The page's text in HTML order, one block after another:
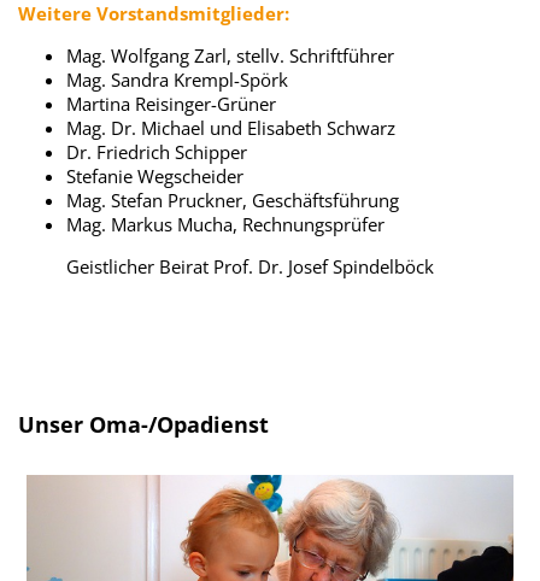
Weitere Vorstandsmitglieder:
Mag. Wolfgang Zarl, stellv. Schriftführer
Mag. Sandra Krempl-Spörk
Martina Reisinger-Grüner
Mag. Dr. Michael und Elisabeth Schwarz
Dr. Friedrich Schipper
Stefanie Wegscheider
Mag. Stefan Pruckner, Geschäftsführung
Mag. Markus Mucha, Rechnungsprüfer
Geistlicher Beirat Prof. Dr. Josef Spindelböck
Unser Oma-/Opadienst